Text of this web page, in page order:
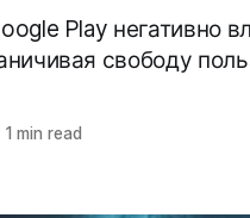
Play негативно
свободу
1 min read